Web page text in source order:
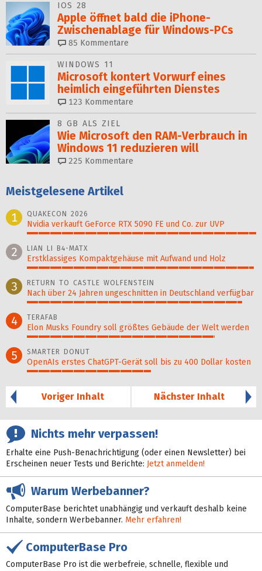
IOS 28
Apple öffnet bald die iPhone-
Zwischenablage für Windows-PCs
85 Kommentare
WINDOWS 11
Microsoft kontert Vorwurf eines
heimlich eingeführten Dienstes
123 Kommentare
8 GB ALS ZIEL
Wie Microsoft den RAM-Verbrauch in
Windows 11 reduzieren will
225 Kommentare
Meistgelesene Artikel
1
QUAKECON 2026
Nvidia verkauft GeForce RTX 5090 FE und Co. zur UVP
100%
2 LIAN LI B4-MATX
Erstklassiges Kompaktgehäuse mit Aufwand und Holz
99%
3 RETURN TO CASTLE WOLFENSTEIN
Nach über 24 Jahren ungeschnitten in Deutschland verfügbar
94%
4 TERAFAB
Elon Musks Foundry soll größ­tes Gebäude der Welt werden
82%
5 SMARTER DONUT
OpenAIs erstes ChatGPT-Gerät soll bis zu 400 Dollar kosten
54%
Voriger Inhalt
Nächster Inhalt
Nichts mehr verpassen!
Erhalte eine Push-Benachrichtigung (oder einen Newsletter) bei
Erscheinen neuer Tests und Berichte: Jetzt anmelden!
Warum Werbebanner?
ComputerBase berichtet unabhängig und verkauft deshalb keine
Inhalte, sondern Werbebanner. Mehr erfahren!
ComputerBase Pro
ComputerBase Pro ist die werbefreie, schnelle, flexible und